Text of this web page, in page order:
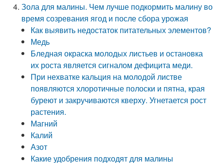
Зола для малины. Чем лучше подкормить малину во
время созревания ягод и после сбора урожая
Как выявить недостаток питательных элементов?
Медь
Бледная окраска молодых листьев и остановка
их роста является сигналом дефицита меди.
При нехватке кальция на молодой листве
появляются хлоротичные полоски и пятна, края
буреют и закручиваются кверху. Угнетается рост
растения.
Магний
Калий
Азот
Какие удобрения подходят для малины